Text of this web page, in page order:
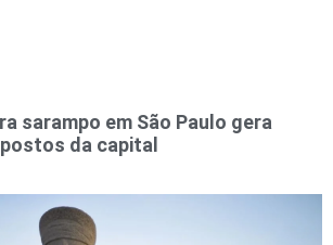
sarampo em São Paulo gera
da capital